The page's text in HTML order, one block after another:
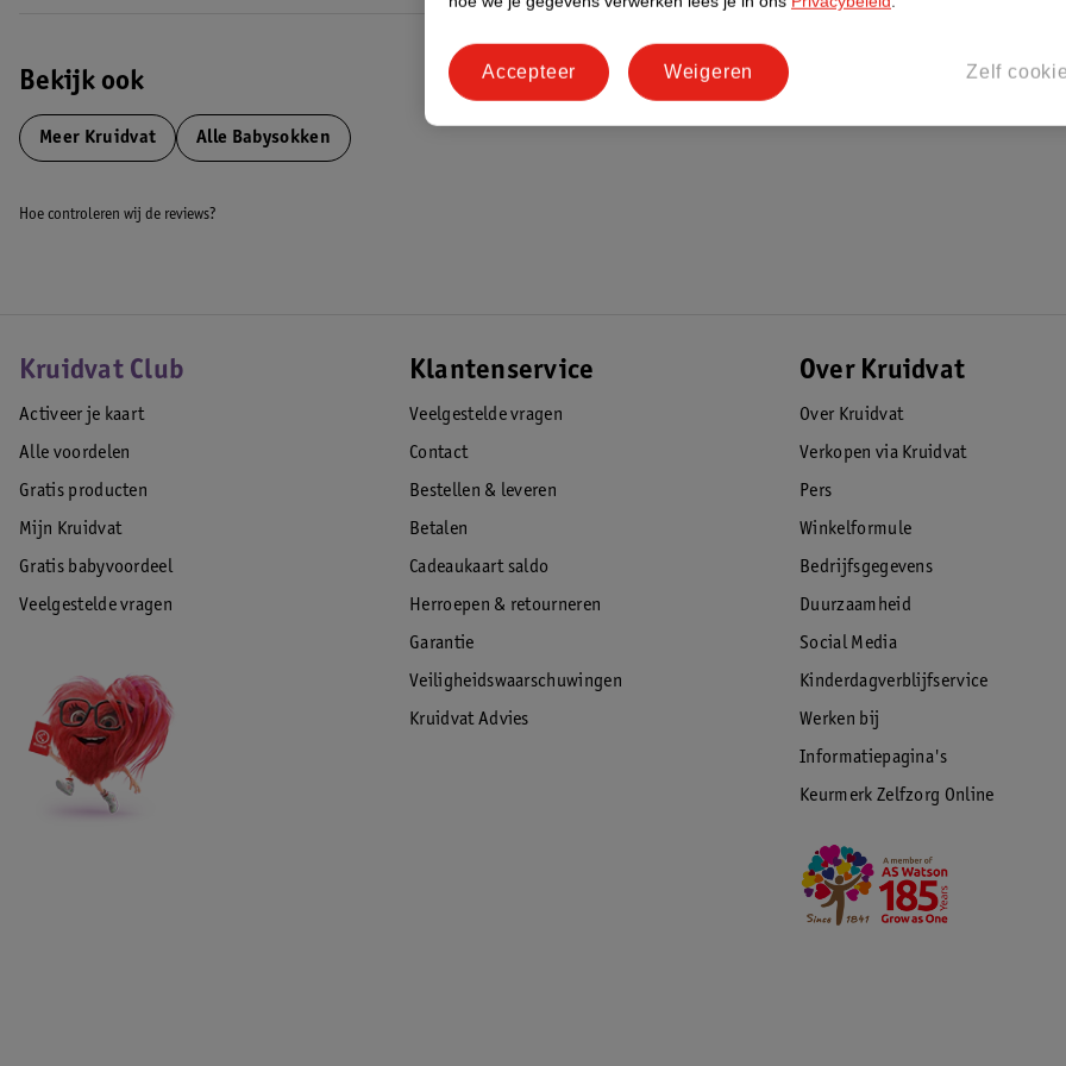
Bekijk ook
Meer Kruidvat Alle Babysokken
Hoe controleren wij de reviews?
Kruidvat Club
Activeer je kaart
Alle voordelen
Gratis producten
Mijn Kruidvat
Gratis babyvoordeel
Veelgestelde vragen
Klantenservice
Veelgestelde vragen
Contact
Bestellen & leveren
Betalen
Cadeaukaart saldo
Herroepen & retourneren
Garantie
Veiligheidswaarschuwingen
Kruidvat Advies
Over Kruidvat
Over Kruidvat
Verkopen via Kruidvat
Pers
Winkelformule
Bedrijfsgegevens
Duurzaamheid
Social Media
Kinderdagverblijfservice
Werken bij
Informatiepagina's
Keurmerk Zelfzorg Online
Zelf
Weigeren
Accepteer